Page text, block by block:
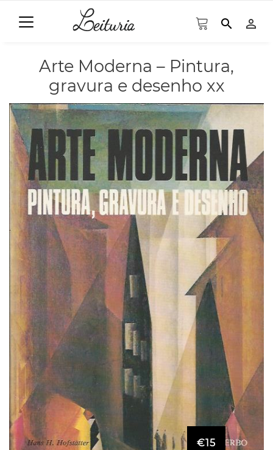
search person_outline
Arte Moderna – Pintura,
gravura e desenho xx
€15